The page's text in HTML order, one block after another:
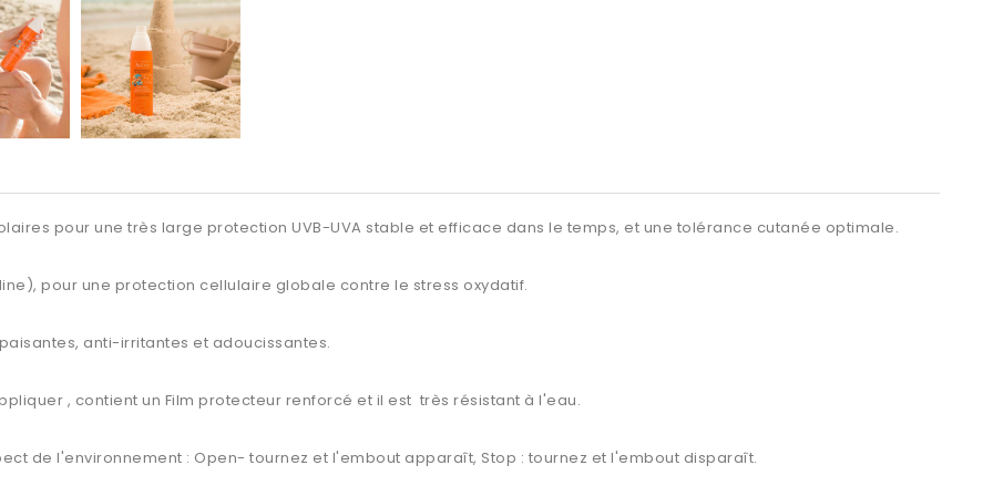
pour une très large protection UVB-UVA stable et efficace dans le temps, et une tolérance cutanée optimale.
pour une protection cellulaire globale contre le stress oxydatif.
, anti-irritantes et adoucissantes.
, contient un Film protecteur renforcé et il est très résistant à l'eau.
de l'environnement : Open- tournez et l'embout apparaît, Stop : tournez et l'embout disparaît.